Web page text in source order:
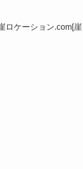
ロケーション.com[